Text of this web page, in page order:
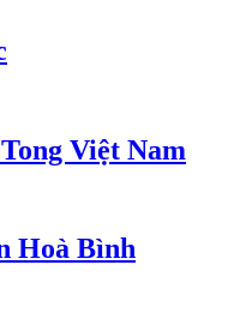
Việt Nam
Hoà Bình